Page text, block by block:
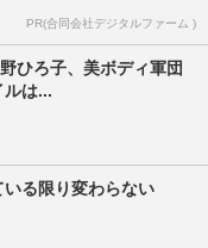
PR(合同会社デジタルファーム )
ひろ子、美ボディ軍団
ルは...
る限り変わらない